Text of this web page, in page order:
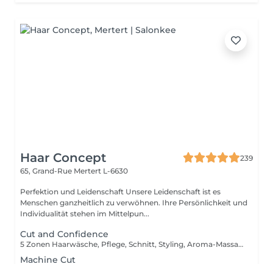
Haar Concept
239
65, Grand-Rue Mertert L-6630
Perfektion und Leidenschaft Unsere Leidenschaft ist es
Menschen ganzheitlich zu verwöhnen. Ihre Persönlichkeit und
Individualität stehen im Mittelpun...
Cut and Confidence
5 Zonen Haarwäsche, Pflege, Schnitt, Styling, Aroma-Massage
Machine Cut